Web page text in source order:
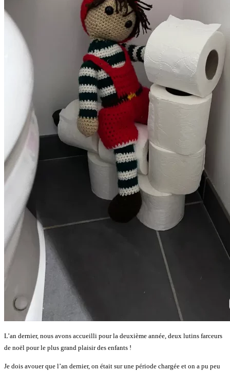
L’an dernier, nous avons accueilli pour la deuxième année, deux lutins farceurs
de noël pour le plus grand plaisir des enfants !
Je dois avouer que l’an dernier, on était sur une période chargée et on a pu peu